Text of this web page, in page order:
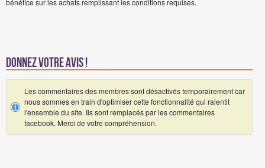
Donnez votre avis !
Les commentaires des membres sont désactivés temporairement car
nous sommes en train d'optimiser cette fonctionnalité qui ralentit
l'ensemble du site. Ils sont remplacés par les commentaires
facebook. Merci de votre compréhension.